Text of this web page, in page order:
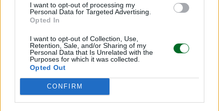
I want to opt-out of processing my
Personal Data for Targeted Advertising.
Opted In
I want to opt-out of Collection, Use,
Retention, Sale, and/or Sharing of my
Personal Data that Is Unrelated with the
Purposes for which it was collected.
Opted Out
CONFIRM
TENDENZE E SOSTENIBILITÀ
Ulivi, erba medica ed energia solare: le
rinnovabili sposano l'agricoltura
Redazione
Sfoglia Moneta